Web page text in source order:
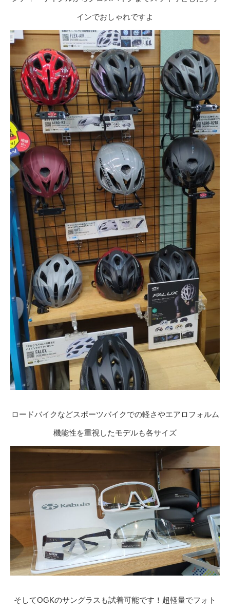
インでおしゃれですよ
ロードバイクなどスポーツバイクでの軽さやエアロフォルム
機能性を重視したモデルも各サイズ
そしてOGKのサングラスも試着可能です！超軽量でフォト